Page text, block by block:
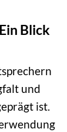
Blick
und
ist.